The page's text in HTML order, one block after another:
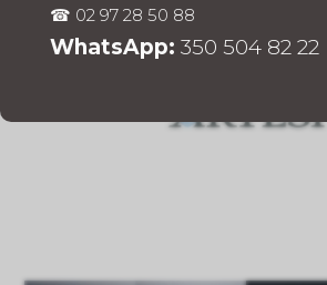
☎ 02 97 28 50 88
WhatsApp: 350 504 82 22